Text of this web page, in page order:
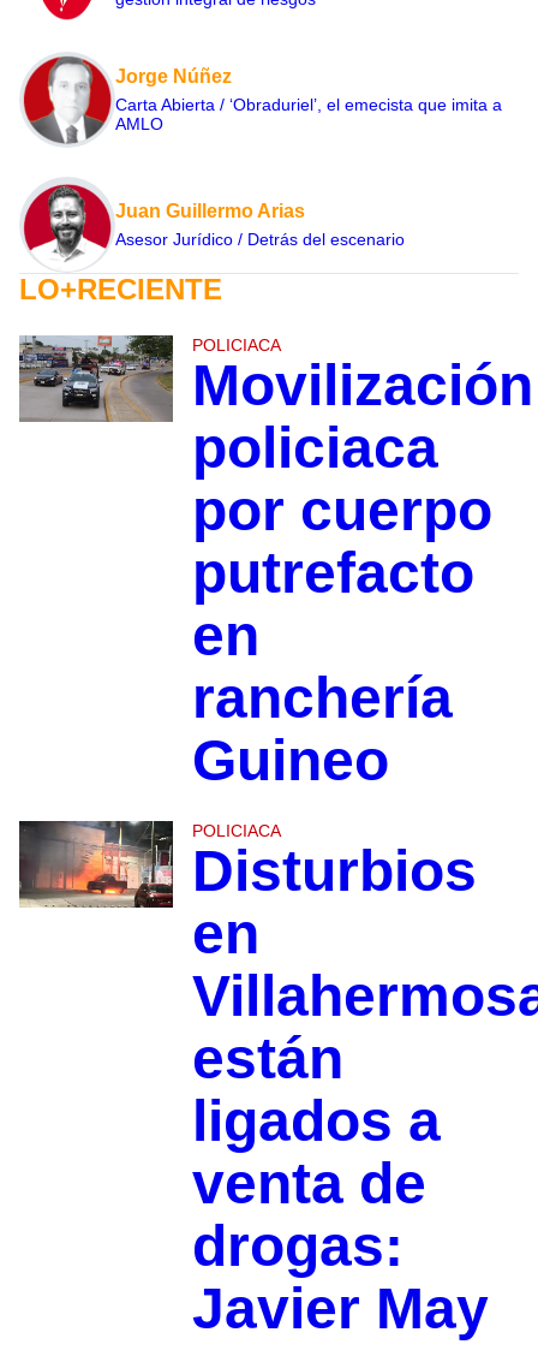
Jorge Núñez
Carta Abierta / ‘Obraduriel’, el emecista que imita a
AMLO
Juan Guillermo Arias
Asesor Jurídico / Detrás del escenario
LO+RECIENTE
POLICIACA
Movilización
policiaca
por cuerpo
putrefacto
en
ranchería
Guineo
POLICIACA
Disturbios
en
están
ligados a
venta de
drogas:
Javier May